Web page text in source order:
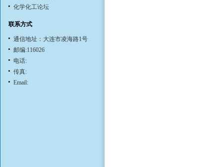
化学化工论坛
联系方式
通信地址：大连市凌海路1号
邮编:116026
电话:
传真:
Email: